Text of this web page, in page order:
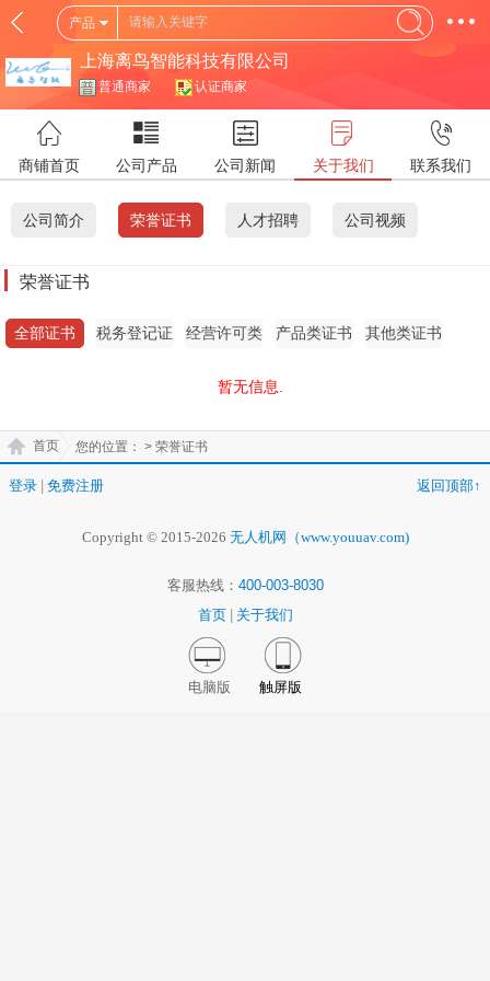
产品
上海离鸟智能科技有限公司
普通商家 认证商家
商铺首页 公司产品 公司新闻 关于我们 联系我们
公司简介 荣誉证书 人才招聘 公司视频
荣誉证书
全部证书 税务登记证
经营许可类
产品类证书 其他类证书
暂无信息.
您的位置：
首页 > 荣誉证书
登录 免费注册 返回顶部↑
Copyright © 2015-2026 无人机网（www.youuav.com)
客服热线： 400-003-8030
首页
关于我们
电脑版 触屏版